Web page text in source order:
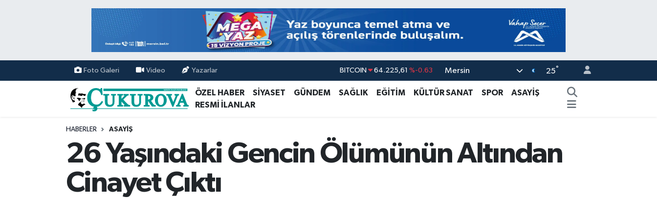
Foto Galeri Video Yazarlar BITCOIN 64.225,61 %-0.63
47,7143 %0.16
GRAM ALTIN
13.799 %70
Mersin 25°
ÖZEL HABER SİYASET GÜNDEM SAĞLIK EĞİTİM KÜLTÜR SANAT SPOR
ASAYİŞ
RESMİ İLANLAR
HABERLER ASAYİŞ
26 Yaşındaki Gencin Ölümünün Altından
Cinayet Çıktı
Mersin Nöbetçi Eczaneler
Mersin Hava Durumu
Mersin Namaz Vakitleri
Mersin Trafik Yoğunluk Haritası
Tüm Manşetler
Son Dakika Haberleri